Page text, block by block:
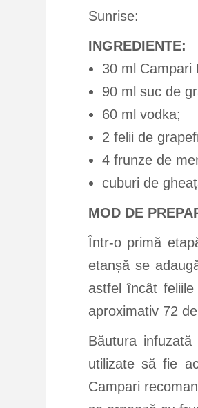
Sunrise:
INGREDIENTE:
30 ml Campari
90 ml suc de
60 ml vodka;
2 felii de
4 frunze de
cuburi de
MOD DE
Într-o primă
etanșă se
astfel încât
aproximativ 72
Băutura
utilizate să fie
Campari